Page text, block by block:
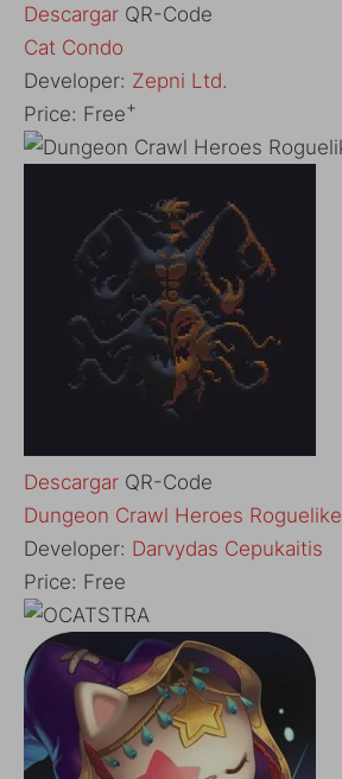
Descargar QR-Code
‎Cat Condo
Developer: Zepni Ltd.
Price: Free+
Descargar QR-Code
Dungeon Crawl Heroes Roguelike
Developer: Darvydas Cepukaitis
Price: Free